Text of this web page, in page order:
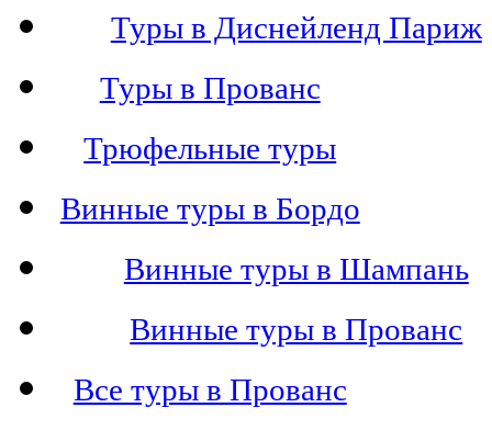
Туры в Диснейленд Париж
Туры в Прованс
Трюфельные туры
Винные туры в Бордо
Винные туры в Шампань
Винные туры в Прованс
Все туры в Прованс